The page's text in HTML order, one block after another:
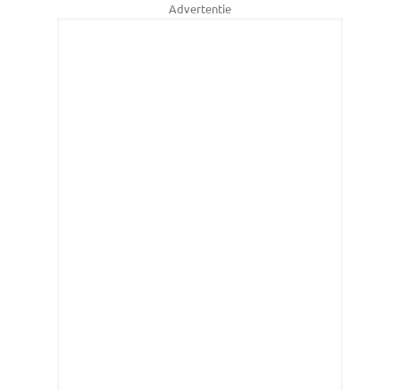
Advertentie